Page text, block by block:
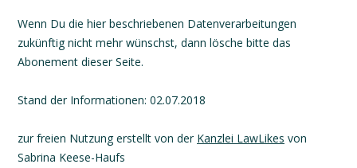
Wenn Du die hier beschriebenen Datenverarbeitungen
zukünftig nicht mehr wünschst, dann lösche bitte das
Abonement dieser Seite.
Stand der Informationen: 02.07.2018
zur freien Nutzung erstellt von der Kanzlei LawLikes von
Sabrina Keese-Haufs